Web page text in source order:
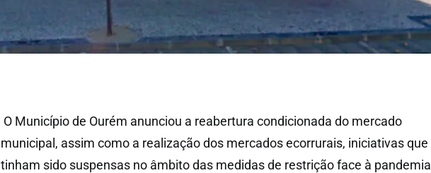
O Município de Ourém anunciou a reabertura condicionada do mercado
municipal, assim como a realização dos mercados ecorrurais, iniciativas que
tinham sido suspensas no âmbito das medidas de restrição face à pandemia